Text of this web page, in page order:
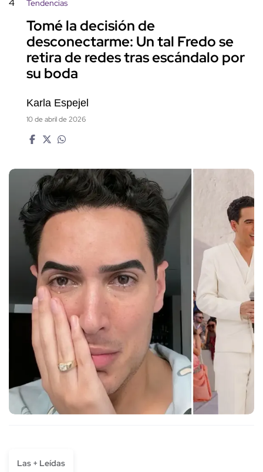
4 Tendencias
Tomé la decisión de
desconectarme: Un tal Fredo se
retira de redes tras escándalo por
su boda
Karla Espejel
10 de abril de 2026
Las + Leídas